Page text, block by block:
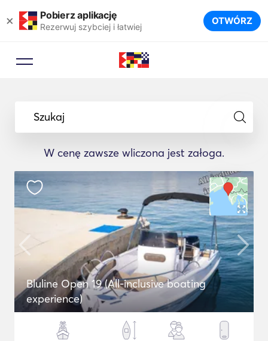
× Pobierz aplikację
Rezerwuj szybciej i łatwiej OTWÓRZ
Szukaj
W cenę zawsze wliczona jest załoga.
Bluline Open 19 (All-inclusive boating
experience)